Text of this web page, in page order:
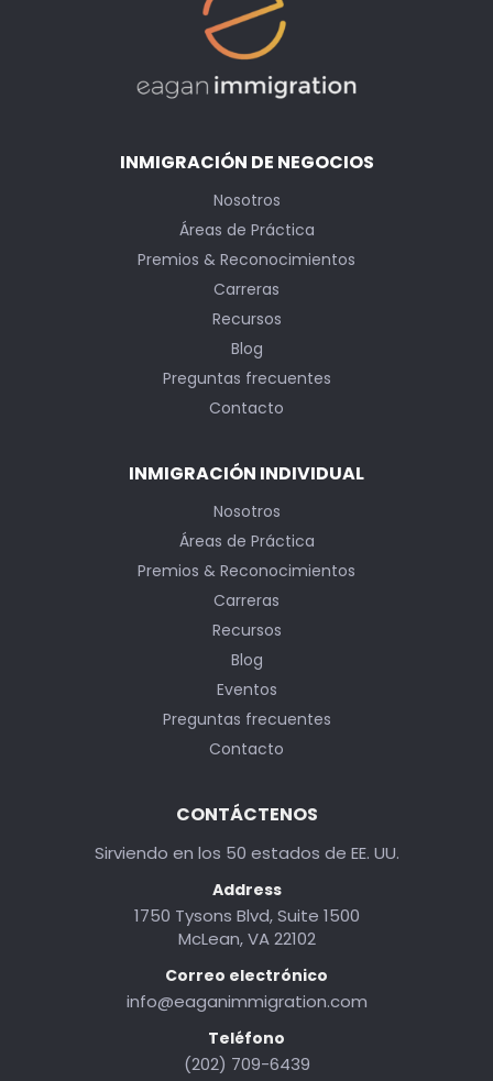
INMIGRACIÓN DE NEGOCIOS
Nosotros
Áreas de Práctica
Premios & Reconocimientos
Carreras
Recursos
Blog
Preguntas frecuentes
Contacto
INMIGRACIÓN INDIVIDUAL
Nosotros
Áreas de Práctica
Premios & Reconocimientos
Carreras
Recursos
Blog
Eventos
Preguntas frecuentes
Contacto
CONTÁCTENOS
Sirviendo en los 50 estados de EE. UU.
Address
1750 Tysons Blvd, Suite 1500
McLean, VA 22102
Correo electrónico
info@eaganimmigration.com
Teléfono
(202) 709-6439